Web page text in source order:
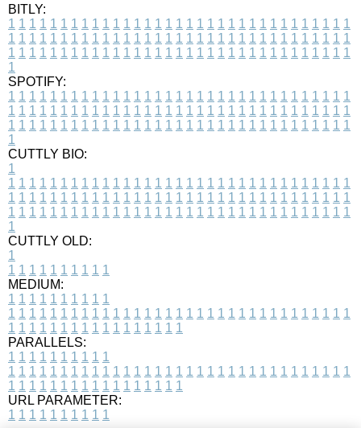
BITLY:
1 1 1 1 1 1 1 1 1 1 1 1 1 1 1 1 1 1 1 1 1 1 1 1 1 1 1 1 1 1 1 1 1
1 1 1 1 1 1 1 1 1 1 1 1 1 1 1 1 1 1 1 1 1 1 1 1 1 1 1 1 1 1 1 1 1
1 1 1 1 1 1 1 1 1 1 1 1 1 1 1 1 1 1 1 1 1 1 1 1 1 1 1 1 1 1 1 1 1
1
SPOTIFY:
1 1 1 1 1 1 1 1 1 1 1 1 1 1 1 1 1 1 1 1 1 1 1 1 1 1 1 1 1 1 1 1 1
1 1 1 1 1 1 1 1 1 1 1 1 1 1 1 1 1 1 1 1 1 1 1 1 1 1 1 1 1 1 1 1 1
1 1 1 1 1 1 1 1 1 1 1 1 1 1 1 1 1 1 1 1 1 1 1 1 1 1 1 1 1 1 1 1 1
1
CUTTLY BIO:
1
1 1 1 1 1 1 1 1 1 1 1 1 1 1 1 1 1 1 1 1 1 1 1 1 1 1 1 1 1 1 1 1 1
1 1 1 1 1 1 1 1 1 1 1 1 1 1 1 1 1 1 1 1 1 1 1 1 1 1 1 1 1 1 1 1 1
1 1 1 1 1 1 1 1 1 1 1 1 1 1 1 1 1 1 1 1 1 1 1 1 1 1 1 1 1 1 1 1 1
1
CUTTLY OLD:
1
1 1 1 1 1 1 1 1 1 1
MEDIUM:
1 1 1 1 1 1 1 1 1 1
1 1 1 1 1 1 1 1 1 1 1 1 1 1 1 1 1 1 1 1 1 1 1 1 1 1 1 1 1 1 1 1 1
1 1 1 1 1 1 1 1 1 1 1 1 1 1 1 1 1
PARALLELS:
1 1 1 1 1 1 1 1 1 1
1 1 1 1 1 1 1 1 1 1 1 1 1 1 1 1 1 1 1 1 1 1 1 1 1 1 1 1 1 1 1 1 1
1 1 1 1 1 1 1 1 1 1 1 1 1 1 1 1 1
URL PARAMETER:
1 1 1 1 1 1 1 1 1 1